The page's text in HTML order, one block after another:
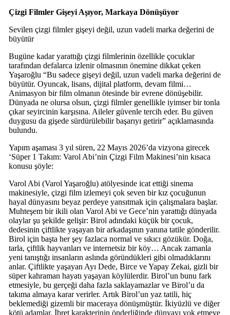
Çizgi Filmler Gişeyi Aşıyor, Markaya Dönüşüyor
Sevilen çizgi filmler gişeyi değil, uzun vadeli marka değerini de
büyütür
Bugüne kadar yarattığı çizgi filmlerinin özellikle çocuklar
tarafından defalarca izlenir olmasının önemine dikkat çeken
Yaşaroğlu “Bu sadece gişeyi değil, uzun vadeli marka değerini de
büyütür. Oyuncak, lisans, dijital platform, devam filmi…
Animasyon bir film olmanın ötesinde bir evrene dönüşebilir.
Dünyada ne olursa olsun, çizgi filmler genellikle iyimser bir tonla
çıkar seyircinin karşısına. Aileler güvenle tercih eder. Bu güven
duygusu da gişede sürdürülebilir başarıyı getirir” açıklamasında
bulundu.
Yapım aşaması 3 yıl süren, 22 Mayıs 2026’da vizyona girecek
‘Süper 1 Takım: Varol Abi’nin Çizgi Film Makinesi’nin kısaca
konusu şöyle:
Varol Abi (Varol Yaşaroğlu) atölyesinde icat ettiği sinema
makinesiyle, çizgi film izlemeyi çok seven bir kız çocuğunun
hayal dünyasını beyaz perdeye yansıtmak için çalışmalara başlar.
Muhteşem bir ikili olan Varol Abi ve Gece’nin yarattığı dünyada
olaylar şu şekilde gelişir: Birol adındaki küçük bir çocuk,
dedesinin çiftlikte yaşayan bir arkadaşının yanına tatile gönderilir.
Birol için başta her şey fazlaca normal ve sıkıcı gözükür. Doğa,
tarla, çiftlik hayvanları ve internetsiz bir köy… Ancak zamanla
yeni tanıştığı insanların aslında göründükleri gibi olmadıklarını
anlar. Çiftlikte yaşayan Ayı Dede, Birce ve Yapay Zekai, gizli bir
süper kahraman hayatı yaşayan köylülerdir. Birol’un bunu fark
etmesiyle, bu gerçeği daha fazla saklayamazlar ve Birol’u da
takıma almaya karar verirler. Artık Birol’un yaz tatili, hiç
beklemediği gizemli bir maceraya dönüşmüştür. İkiyüzlü ve diğer
kötü adamlar, İbret karakterinin önderliğinde dünyayı yok etmeye